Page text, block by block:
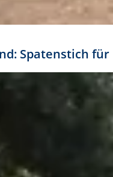
Spatenstich